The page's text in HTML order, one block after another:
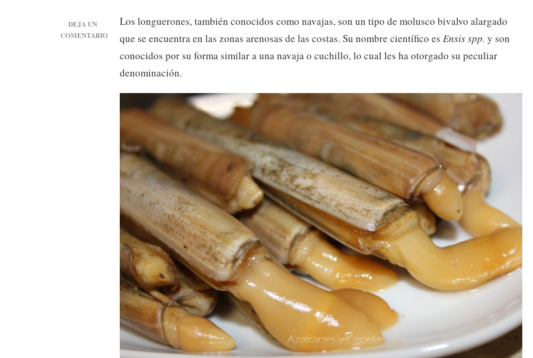
DEJA UN
COMENTARIO
LONGUERONES
CURIOSIDADES
Los longuerones, también conocidos como navajas, son un tipo de molusco bivalvo alargado
que se encuentra en las zonas arenosas de las costas. Su nombre científico es Ensis spp. y son
conocidos por su forma similar a una navaja o cuchillo, lo cual les ha otorgado su peculiar
denominación.